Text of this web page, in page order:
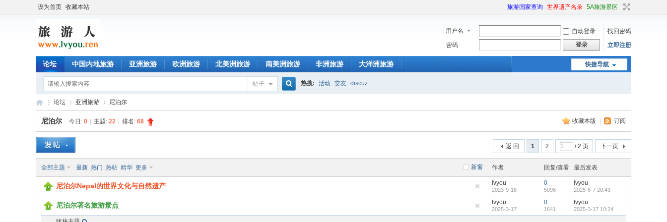
设为首页 收藏本站 旅游国家查询 世界遗产名录 5A旅游景区
用户名 自动登录
找回密码
密码
登录 立即注册
快捷导航
论坛 中国内地旅游 亚洲旅游 欧洲旅游 北美洲旅游 南美洲旅游 非洲旅游 大洋洲旅游
帖子 热搜: 活动 交友 discuz
»
论坛
›
亚洲旅游 尼泊尔
收藏本版 订阅
尼泊尔 今日: 0 主题: 22 排名: 68
1 2 / 2 页 下一页
返 回
新窗
全部主题 最新 热门 热帖 精华 更多 作者 回复/查看 最后发表
尼泊尔Nepal的世界文化与自然遗产 lvyou
2023-9-16
0
5096
lvyou
2025-6-7 20:43
尼泊尔著名旅游景点 lvyou
2025-3-17
0
1641
lvyou
2025-3-17 10:24